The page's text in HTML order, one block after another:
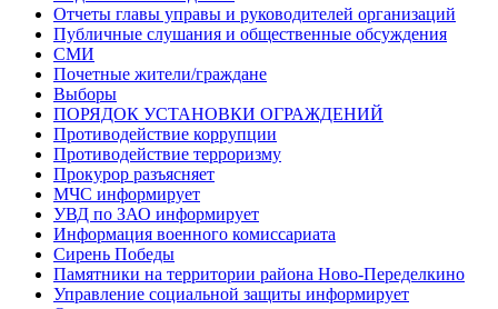
Отчеты главы управы и руководителей организаций
Публичные слушания и общественные обсуждения
СМИ
Почетные жители/граждане
Выборы
ПОРЯДОК УСТАНОВКИ ОГРАЖДЕНИЙ
Противодействие коррупции
Противодействие терроризму
Прокурор разъясняет
МЧС информирует
УВД по ЗАО информирует
Информация военного комиссариата
Сирень Победы
Памятники на территории района Ново-Переделкино
Управление социальной защиты информирует